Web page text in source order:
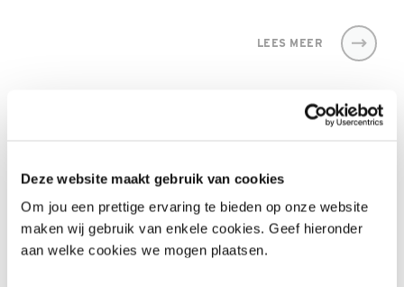
Deze website maakt gebruik van cookies
Om jou een prettige ervaring te bieden op onze website
maken wij gebruik van enkele cookies. Geef hieronder
aan welke cookies we mogen plaatsen.
LEES MEER